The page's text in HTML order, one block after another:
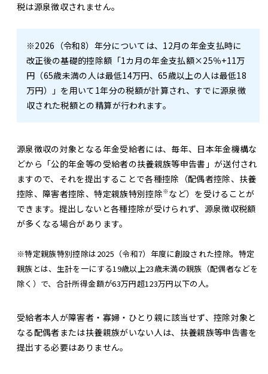
税は源泉徴収されません。
※2026（令和8）年分については、12月の年金支払時に
改正後の基礎的控除額「1カ月の年金支払額×25％+11万
円（65歳未満の人は最低14万円、65歳以上の人は最低18
万円）」を用いて1年分の税額が計算され、すでに源泉徴
収された税額との精算が行われます。
源泉徴収の対象となる年金受給者には、毎年、日本年金機構な
どから「公的年金等の受給者の扶養親族等申告書」が送付され
ますので、それを提出することで各種控除（配偶者控除、扶養
控除、障害者控除、特定親族特別控除※など）を受けることが
できます。提出しないと各種控除が受けられず、源泉徴収税額
が多くなる場合があります。
※特定親族特別控除は2025（令和7）年度に創設された控除。特定
親族とは、生計を一にする19歳以上23歳未満の親族（配偶者などを
除く）で、合計所得金額が63万円超123万円以下の人。
受給者本人が障害者・寡婦・ひとり親に該当せず、控除対象と
なる配偶者または扶養親族がいない人は、扶養親族等申告書を
提出する必要はありません。